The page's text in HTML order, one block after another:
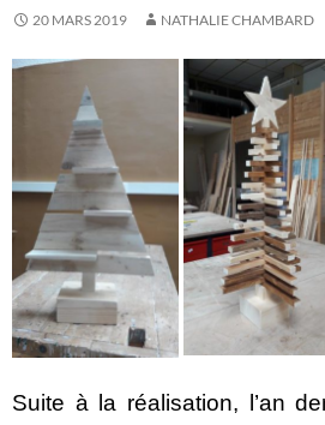
20 MARS 2019 NATHALIE CHAMBARD
Suite à la réalisation, l’an